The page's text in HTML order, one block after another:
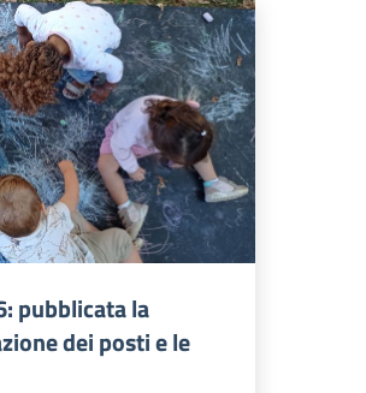
pubblicata la
dei posti e le